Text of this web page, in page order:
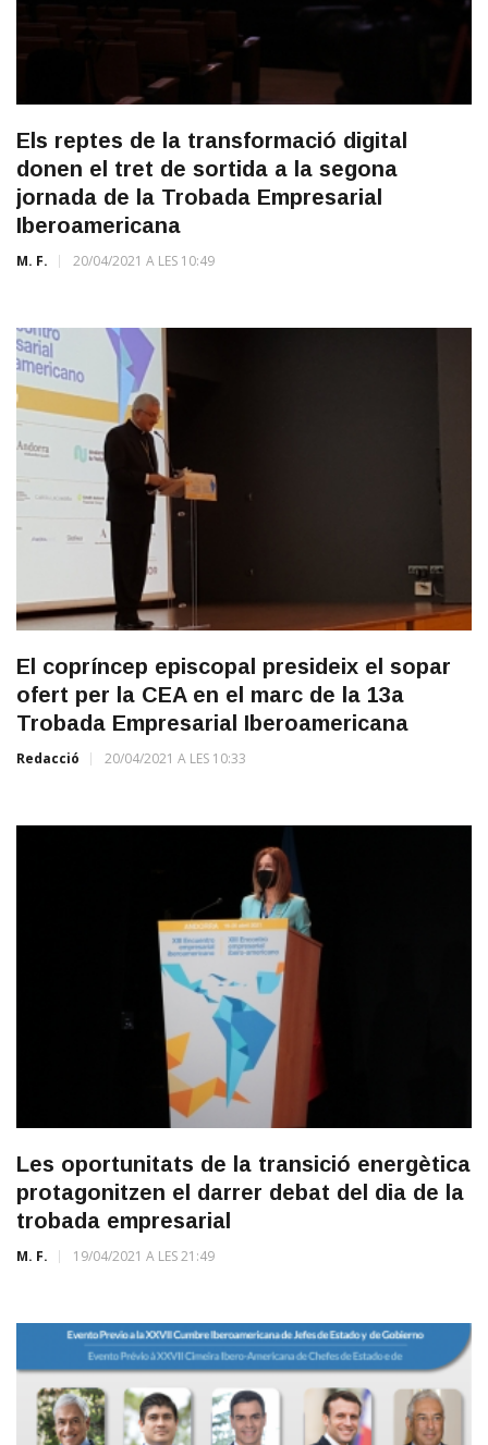
Els reptes de la transformació digital
donen el tret de sortida a la segona
jornada de la Trobada Empresarial
Iberoamericana
M. F. 20/04/2021 A LES 10:49
El copríncep episcopal presideix el sopar
ofert per la CEA en el marc de la 13a
Trobada Empresarial Iberoamericana
Redacció 20/04/2021 A LES 10:33
Les oportunitats de la transició energètica
protagonitzen el darrer debat del dia de la
trobada empresarial
M. F. 19/04/2021 A LES 21:49